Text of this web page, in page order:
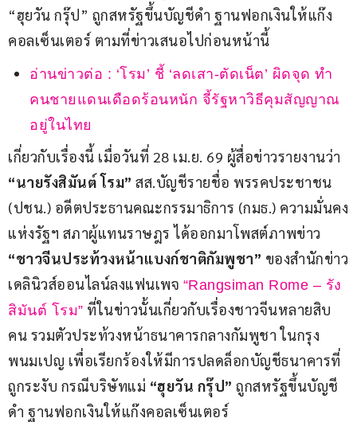
“ฮุยวัน กรุ๊ป” ถูกสหรัฐขึ้นบัญชีดำ ฐานฟอกเงินให้แก๊ง
คอลเซ็นเตอร์ ตามที่ข่าวเสนอไปก่อนหน้านี้
อ่านข่าวต่อ : ‘โรม’ ชี้ ‘ลดเสา-ตัดเน็ต’ ผิดจุด ทำ
คนชายแดนเดือดร้อนหนัก จี้รัฐหาวิธีคุมสัญญาณ
อยู่ในไทย
เกี่ยวกับเรื่องนี้ เมื่อวันที่ 28 เม.ย. 69 ผู้สื่อข่าวรายงานว่า
“นายรังสิมันต์ โรม” สส.บัญชีรายชื่อ พรรคประชาชน
(ปชน.) อดีตประธานคณะกรรมาธิการ (กมธ.) ความมั่นคง
แห่งรัฐฯ สภาผู้แทนราษฎร ได้ออกมาโพสต์ภาพข่าว
“ชาวจีนประท้วงหน้าแบงก์ชาติกัมพูชา” ของสำนักข่าว
เดลินิวส์ออนไลน์ลงแฟนเพจ “Rangsiman Rome – รัง
สิมันต์ โรม” ที่ในข่าวนั้นเกี่ยวกับเรื่องชาวจีนหลายสิบ
คน รวมตัวประท้วงหน้าธนาคารกลางกัมพูชา ในกรุง
พนมเปญ เพื่อเรียกร้องให้มีการปลดล็อกบัญชีธนาคารที่
ถูกระงับ กรณีบริษัทแม่ “ฮุยวัน กรุ๊ป” ถูกสหรัฐขึ้นบัญชี
ดำ ฐานฟอกเงินให้แก๊งคอลเซ็นเตอร์